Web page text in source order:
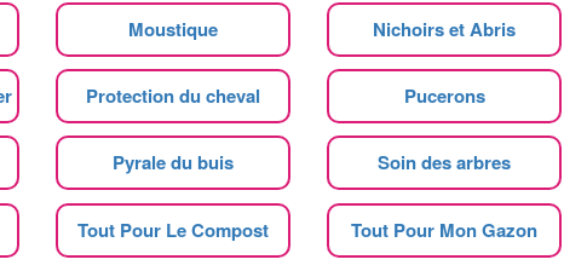
Moustique Nichoirs et Abris
Protection du cheval Pucerons
Pyrale du buis Soin des arbres
Tout Pour Le Compost Tout Pour Mon Gazon